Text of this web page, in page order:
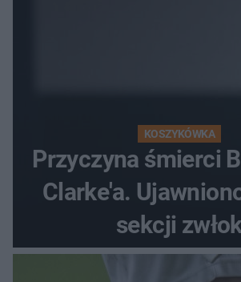
KOSZYKÓWKA
Przyczyna śmierci
Clarke'a.
sekcji